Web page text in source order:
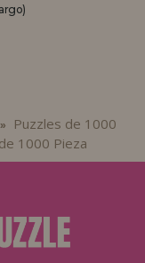
»
Puzzles de 1000
1000 Pieza